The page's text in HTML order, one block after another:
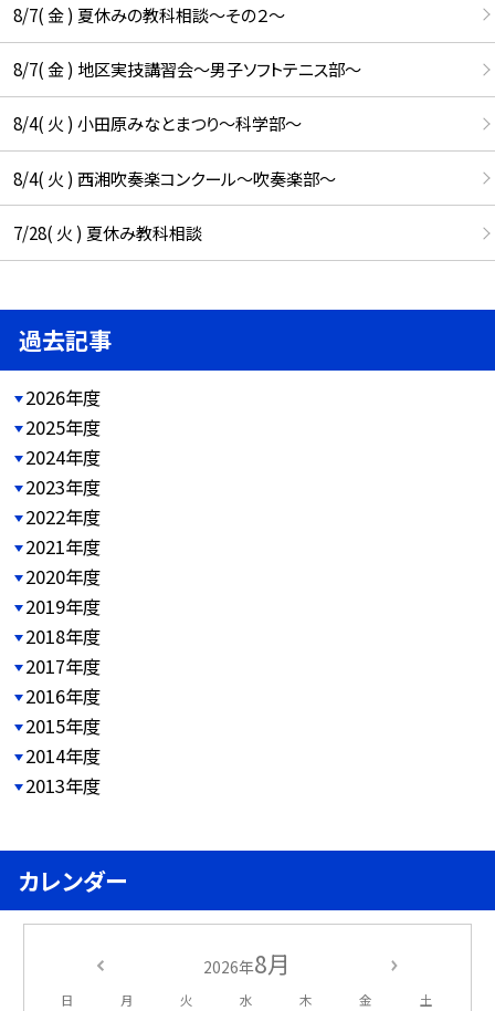
8/7( 金 ) 夏休みの教科相談～その２～
8/7( 金 ) 地区実技講習会～男子ソフトテニス部～
8/4( 火 ) 小田原みなとまつり～科学部～
8/4( 火 ) 西湘吹奏楽コンクール～吹奏楽部～
7/28( 火 ) 夏休み教科相談
過去記事
2026年度
2025年度
2024年度
2023年度
2022年度
2021年度
2020年度
2019年度
2018年度
2017年度
2016年度
2015年度
2014年度
2013年度
カレンダー
2026年8月
日 月 火 水 木 金 土